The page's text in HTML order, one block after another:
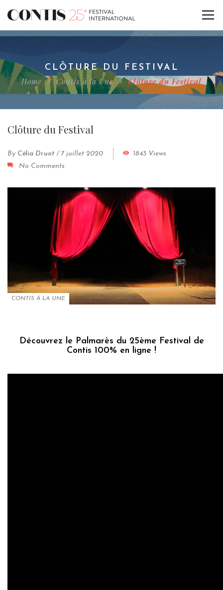
CLÔTURE DU FESTIVAL
Home Contis à la Une Clôture du Festival
Clôture du Festival
By Célia Druot / 7 juillet 2020
1843 Views
No Comments
CONTIS À LA UNE
Découvrez le Palmarès du 25ème Festival de
Contis 100% en ligne !